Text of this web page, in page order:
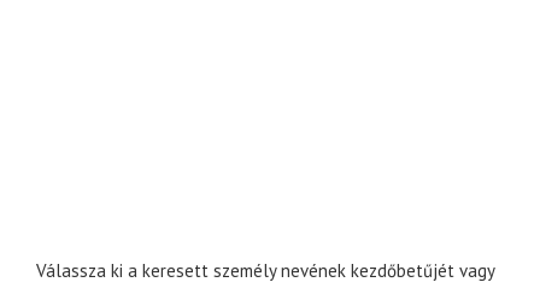
Válassza ki a keresett személy nevének kezdőbetűjét vagy